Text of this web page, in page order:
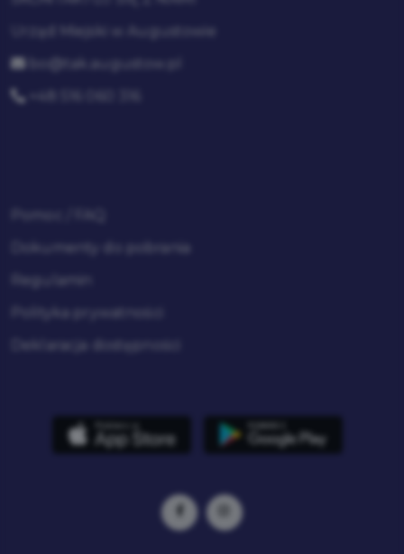
Urząd Miejski w Augustowie
bo@tak.augustow.pl
+48 516 060 316
Dokumenty do pobrania
Regulamin
Polityka prywatności
Deklaracja dostępności